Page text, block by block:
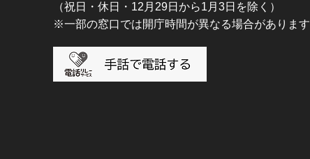
（祝日・休日・12月29日から1月3日を除く）
※一部の窓口では開庁時間が異なる場合があります